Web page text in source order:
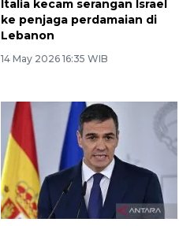
Italia kecam serangan Israel
ke penjaga perdamaian di
Lebanon
14 May 2026 16:35 WIB
15